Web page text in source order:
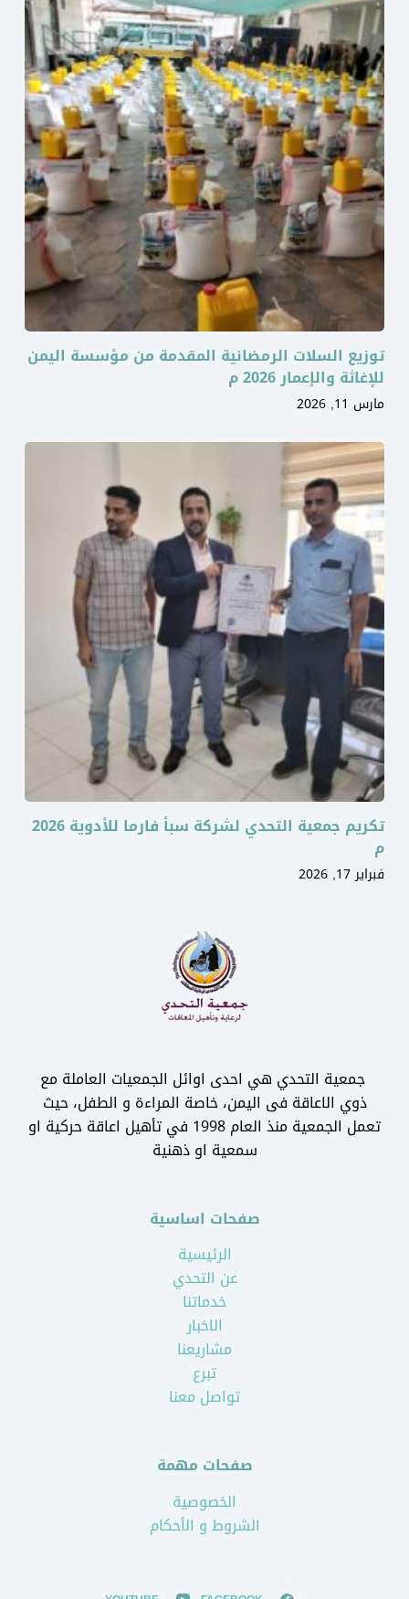
توزيع السلات الرمضانية المقدمة من مؤسسة اليمن
للإغاثة والإعمار 2026 م
مارس 11, 2026
تكريم جمعية التحدي لشركة سبأ فارما للأدوية 2026
م
فبراير 17, 2026
جمعية التحدي هي احدى اوائل الجمعيات العاملة مع
ذوي الاعاقة فى اليمن، خاصة المراءة و الطفل، حيث
تعمل الجمعية منذ العام 1998 في تأهيل اعاقة حركية او
سمعية او ذهنية
صفحات اساسية
الرئيسية
عن التحدي
خدماتنا
الاخبار
مشاريعنا
تبرع
تواصل معنا
صفحات مهمة
الخصوصية
الشروط و الأحكام